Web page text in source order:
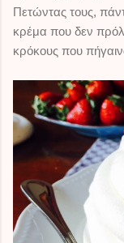
Πετώντας τους,
κρέμα που δεν
κρόκους που